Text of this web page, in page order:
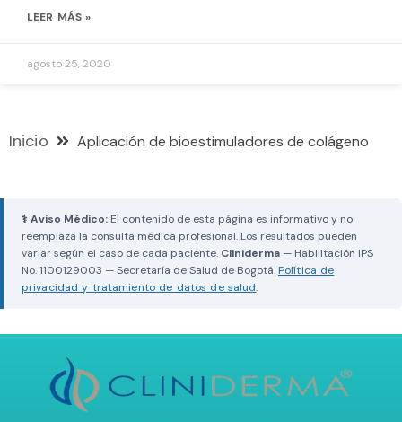
LEER MÁS »
agosto 25, 2020
Inicio Aplicación de bioestimuladores de colágeno
⚕ Aviso Médico: El contenido de esta página es informativo y no
reemplaza la consulta médica profesional. Los resultados pueden
variar según el caso de cada paciente. Cliniderma — Habilitación IPS
No. 1100129003 — Secretaría de Salud de Bogotá.Política de
privacidad y tratamiento de datos de salud.